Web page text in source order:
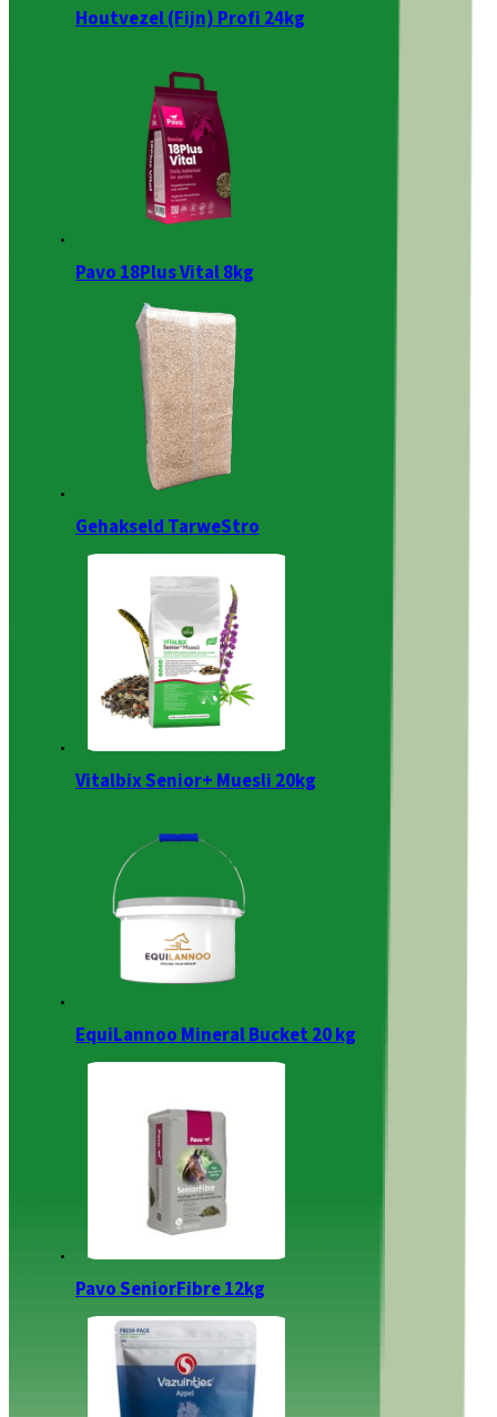
Houtvezel (Fijn) Profi 24kg
Pavo 18Plus Vital 8kg
Gehakseld TarweStro
Vitalbix Senior+ Muesli 20kg
EquiLannoo Mineral Bucket 20 kg
Pavo SeniorFibre 12kg